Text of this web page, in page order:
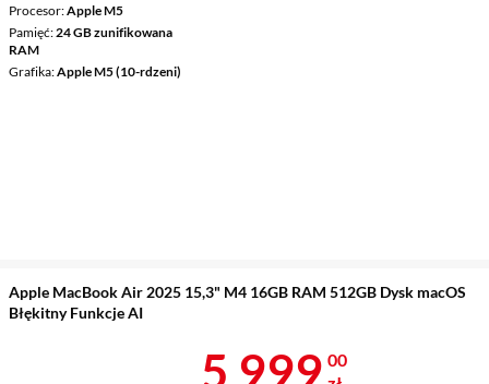
Procesor Apple M5
Pamięć 24 GB zunifikowana
RAM
Grafika Apple M5 (10-rdzeni)
Apple MacBook Air 2025 15,3" M4 16GB RAM 512GB Dysk macOS
Błękitny Funkcje AI
Cena 5 999 zł
5 999 00